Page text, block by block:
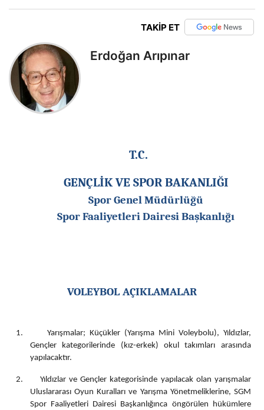
TAKİP ET
Erdoğan Arıpınar
T.C.
GENÇLİK VE SPOR BAKANLIĞI
Spor Genel Müdürlüğü
Spor Faaliyetleri Dairesi Başkanlığı
VOLEYBOL AÇIKLAMALAR
1.
Yarışmalar; Küçükler (Yarışma Mini Voleybolu), Yıldızlar,
Gençler kategorilerinde (kız-erkek) okul takımları arasında
yapılacaktır.
2.
Yıldızlar ve Gençler kategorisinde yapılacak olan yarışmalar
Uluslararası Oyun Kuralları ve Yarışma Yönetmeliklerine, SGM
Spor Faaliyetleri Dairesi Başkanlığınca öngörülen hükümlere